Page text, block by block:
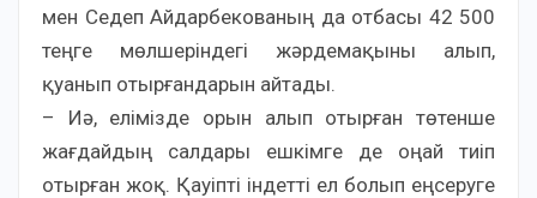
мен Седеп Айдарбекованың да отбасы 42 500
теңге мөлшеріндегі жәрдемақыны алып,
қуанып отырғандарын айтады.
– Иә, елімізде орын алып отырған төтенше
жағдайдың салдары ешкімге де оңай тиіп
отырған жоқ. Қауіпті індетті ел болып еңсеруге